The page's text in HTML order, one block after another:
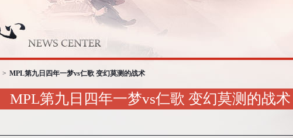
> MPL第九日四年一梦vs仁歌 变幻莫测的战术
MPL第九日四年一梦vs仁歌 变幻莫测的战术